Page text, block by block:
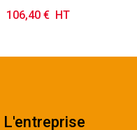
Prix
106,40 € HT
L'entreprise